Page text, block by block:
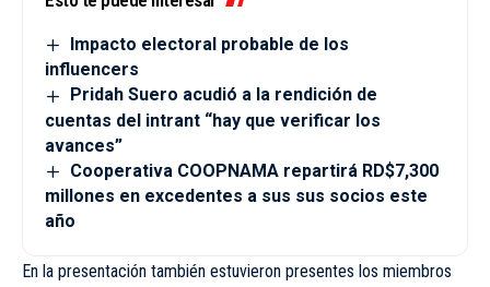
Impacto electoral probable de los
influencers
Pridah Suero acudió a la rendición de
cuentas del intrant “hay que verificar los
avances”
Cooperativa COOPNAMA repartirá RD$7,300
millones en excedentes a sus sus socios este
año
En la presentación también estuvieron presentes los miembros